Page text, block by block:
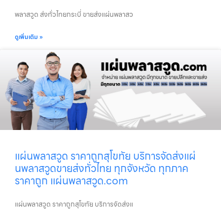
พลาสวูด ส่งทั่วไทยกระบี่ ขายส่งแผ่นพลาสว
ดูเพิ่มเติม »
แผ่นพลาสวูด ราคาถูกสุโขทัย บริการจัดส่งแผ่
นพลาสวูดขายส่งทั่วไทย ทุกจังหวัด ทุกภาค
ราคาถูก แผ่นพลาสวูด.com
แผ่นพลาสวูด ราคาถูกสุโขทัย บริการจัดส่งแ